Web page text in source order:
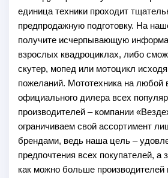
единица техники проходит
предпродажную подготовку. На
получите исчерпывающую
взрослых квадроциклах, либо
скутер, мопед или мотоцикл
пожеланий. Мототехника на любой
официального дилера всех
производителей – компании
ограничиваем свой ассортимент
брендами, ведь наша цель –
предпочтения всех покупателей, а
как можно больше производителей